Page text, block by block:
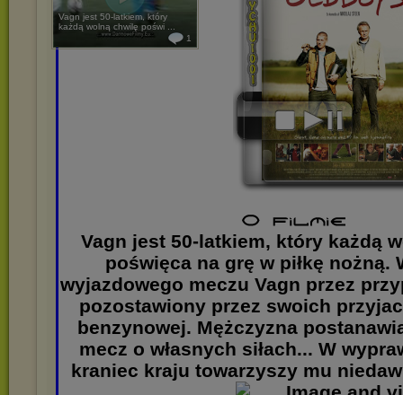
Vagn jest 50-latkiem, który
każdą wolną chwilę poświ ...
1
Vagn jest 50-latkiem, który każdą
poświęca na grę w piłkę nożną.
wyjazdowego meczu Vagn przez
pozostawiony przez swoich
benzynowej. Mężczyzna
mecz o własnych siłach... W
kraniec kraju towarzyszy mu